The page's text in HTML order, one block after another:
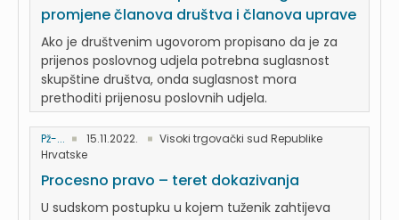
promjene članova društva i članova uprave
Ako je društvenim ugovorom propisano da je za
prijenos poslovnog udjela potrebna suglasnost
skupštine društva, onda suglasnost mora
prethoditi prijenosu poslovnih udjela.
Pž-... 15.11.2022.
Visoki trgovački sud Republike
Hrvatske
Procesno pravo – teret dokazivanja
U sudskom postupku u kojem tuženik zahtijeva